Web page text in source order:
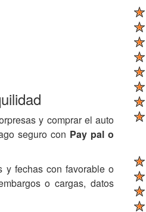
y comprar el auto
seguro con Pay pal o
y fechas con favorable o
o cargas, datos